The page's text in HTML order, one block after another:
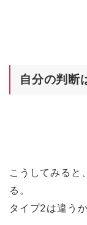
自分の判断
こうしてみると
る。
タイプ2は違うか